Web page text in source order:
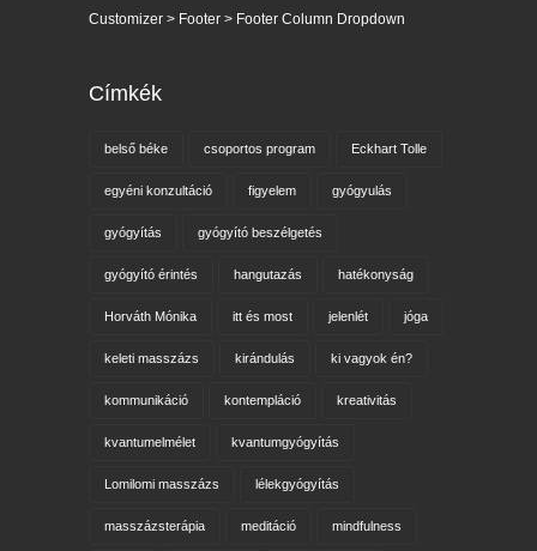
Customizer > Footer > Footer Column Dropdown
Címkék
belső béke csoportos program Eckhart Tolle
egyéni konzultáció figyelem gyógyulás
gyógyítás gyógyító beszélgetés
gyógyító érintés hangutazás hatékonyság
Horváth Mónika itt és most jelenlét jóga
keleti masszázs kirándulás ki vagyok én?
kommunikáció kontempláció kreativitás
kvantumelmélet kvantumgyógyítás
Lomilomi masszázs lélekgyógyítás
masszázsterápia meditáció mindfulness